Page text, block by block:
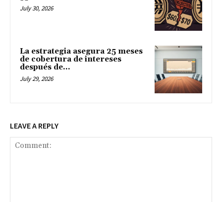
July 30, 2026
La estrategia asegura 25 meses
de cobertura de intereses
después de...
July 29, 2026
LEAVE A REPLY